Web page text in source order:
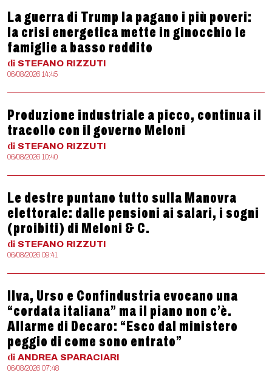
La guerra di Trump la pagano i più poveri:
la crisi energetica mette in ginocchio le
famiglie a basso reddito
di STEFANO RIZZUTI
06/08/2026 14:45
Produzione industriale a picco, continua il
tracollo con il governo Meloni
di STEFANO RIZZUTI
06/08/2026 10:40
Le destre puntano tutto sulla Manovra
elettorale: dalle pensioni ai salari, i sogni
(proibiti) di Meloni & C.
di STEFANO RIZZUTI
06/08/2026 09:41
Ilva, Urso e Confindustria evocano una
“cordata italiana” ma il piano non c’è.
Allarme di Decaro: “Esco dal ministero
peggio di come sono entrato”
di ANDREA SPARACIARI
06/08/2026 07:48